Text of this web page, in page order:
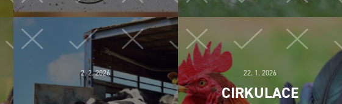
2. 2. 2026 22. 1. 2026
CIRKULACE